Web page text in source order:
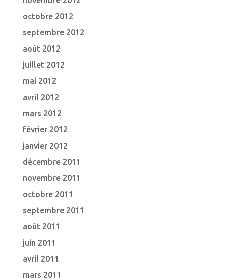
octobre 2012
septembre 2012
août 2012
juillet 2012
mai 2012
avril 2012
mars 2012
février 2012
janvier 2012
décembre 2011
novembre 2011
octobre 2011
septembre 2011
août 2011
juin 2011
avril 2011
mars 2011